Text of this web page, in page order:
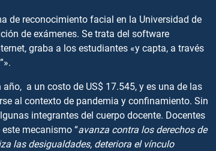
de reconocimiento facial en la Universidad de
de exámenes. Se trata del software
graba a los estudiantes «y capta, a través
a un costo de US$ 17.545, y es una de las
al contexto de pandemia y confinamiento. Sin
integrantes del cuerpo docente. Docentes
mecanismo “avanza contra los derechos de
las desigualdades, deteriora el vínculo